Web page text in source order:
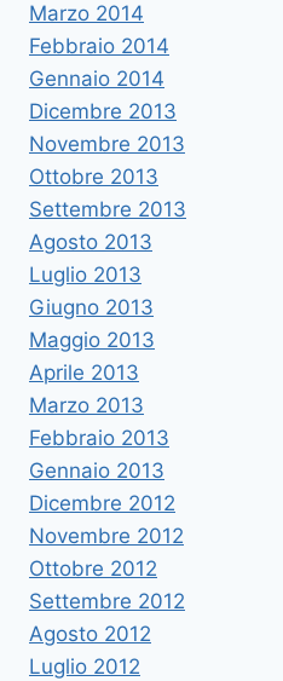
Marzo 2014
Febbraio 2014
Gennaio 2014
Dicembre 2013
Novembre 2013
Ottobre 2013
Settembre 2013
Agosto 2013
Luglio 2013
Giugno 2013
Maggio 2013
Aprile 2013
Marzo 2013
Febbraio 2013
Gennaio 2013
Dicembre 2012
Novembre 2012
Ottobre 2012
Settembre 2012
Agosto 2012
Luglio 2012